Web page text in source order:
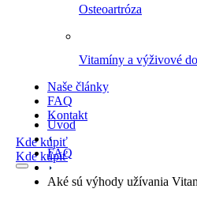
Osteoartróza
Vitamíny a výživové
Naše články
FAQ
Kontakt
Kde kúpiť
Kde kúpiť
Úvod
FAQ
Aké sú výhody užívania